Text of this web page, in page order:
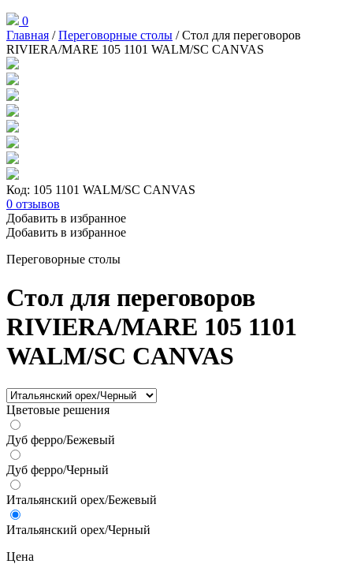
0
Главная /Переговорные столы / Стол для переговоров
RIVIERA/MARE 105 1101 WALM/SC CANVAS
Код: 105 1101 WALM/SC CANVAS
0 отзывов
Добавить в избранное
Добавить в избранное
Переговорные столы
Стол для переговоров
RIVIERA/MARE 105 1101
WALM/SC CANVAS
Цветовые решения
Дуб ферро/Бежевый
Дуб ферро/Черный
Итальянский орех/Бежевый
Итальянский орех/Черный
Цена